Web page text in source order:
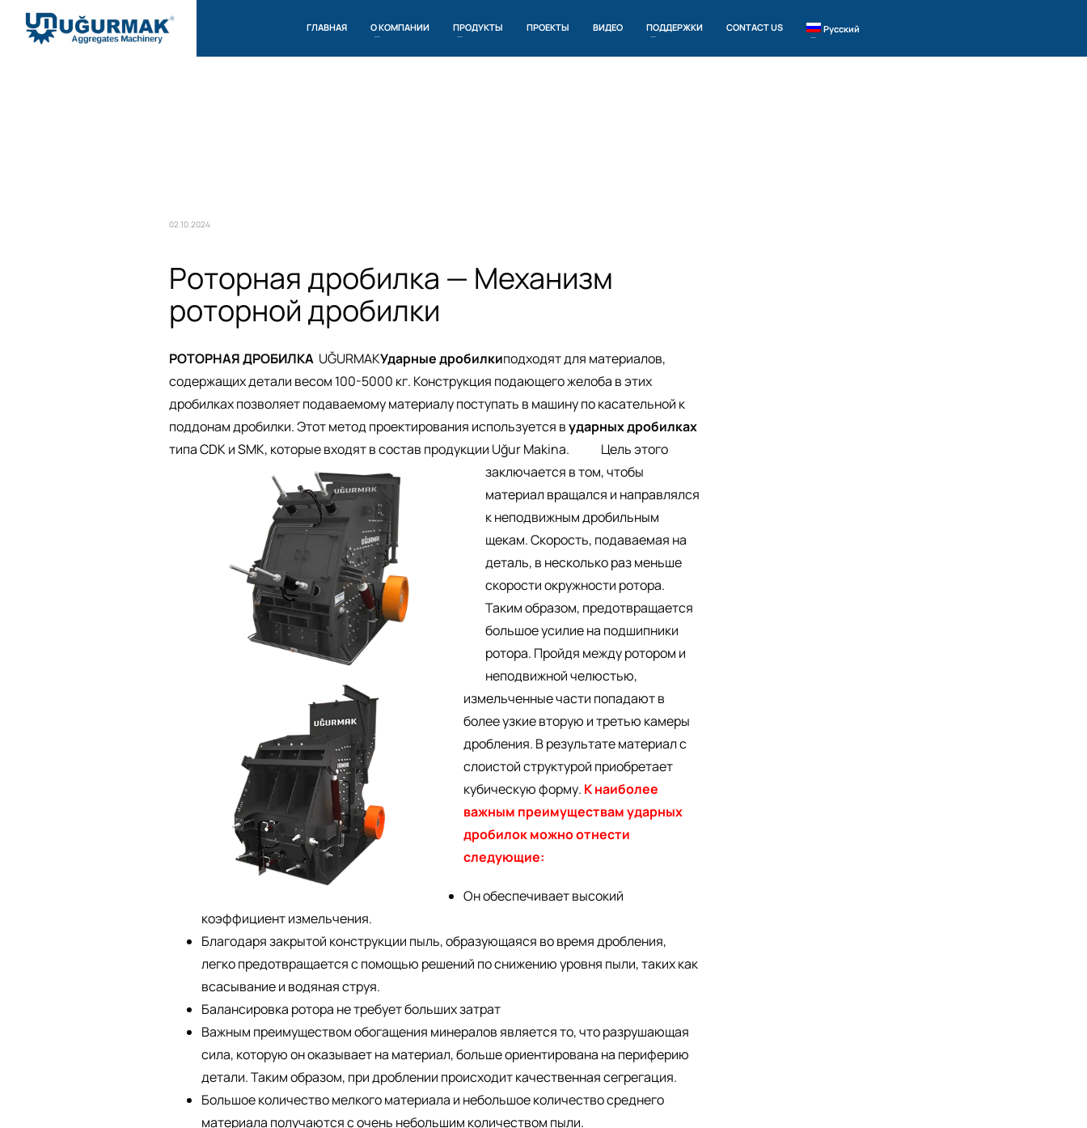
ГЛАВНАЯ О КОМПАНИИ ПРОДУКТЫ ПРОЕКТЫ ВИДЕО ПОДДЕРЖКИ CONTACT US Русский
02.10.2024
Роторная дробилка — Механизм
роторной дробилки
РОТОРНАЯ ДРОБИЛКА UĞURMAKУдарные дробилкиподходят для материалов,
содержащих детали весом 100-5000 кг. Конструкция подающего желоба в этих
дробилках позволяет подаваемому материалу поступать в машину по касательной к
поддонам дробилки. Этот метод проектирования используется вударных дробилках
типаCDKиSMK, которые входят в состав продукции Uğur Makina.
Цель этого
заключается в том, чтобы
материал вращался и направлялся
к неподвижным дробильным
щекам. Скорость, подаваемая на
деталь, в несколько раз меньше
скорости окружности ротора.
Таким образом, предотвращается
большое усилие на подшипники
ротора. Пройдя между ротором и
неподвижной челюстью,
измельченные части попадают в
более узкие вторую и третью камеры
дробления. В результате материал с
слоистой структурой приобретает
кубическую форму. К наиболее
важным преимуществам ударных
дробилок можно отнести
следующие:
Он обеспечивает высокий
коэффициент измельчения.
Благодаря закрытой конструкции пыль, образующаяся во время дробления,
легко предотвращается с помощью решений по снижению уровня пыли, таких как
всасывание и водяная струя.
Балансировка ротора не требует больших затрат
Важным преимуществом обогащения минералов является то, что разрушающая
сила, которую он оказывает на материал, больше ориентирована на периферию
детали. Таким образом, при дроблении происходит качественная сегрегация.
Большое количество мелкого материала и небольшое количество среднего
материала получаются с очень небольшим количеством пыли.